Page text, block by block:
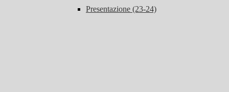
Presentazione (23-24)